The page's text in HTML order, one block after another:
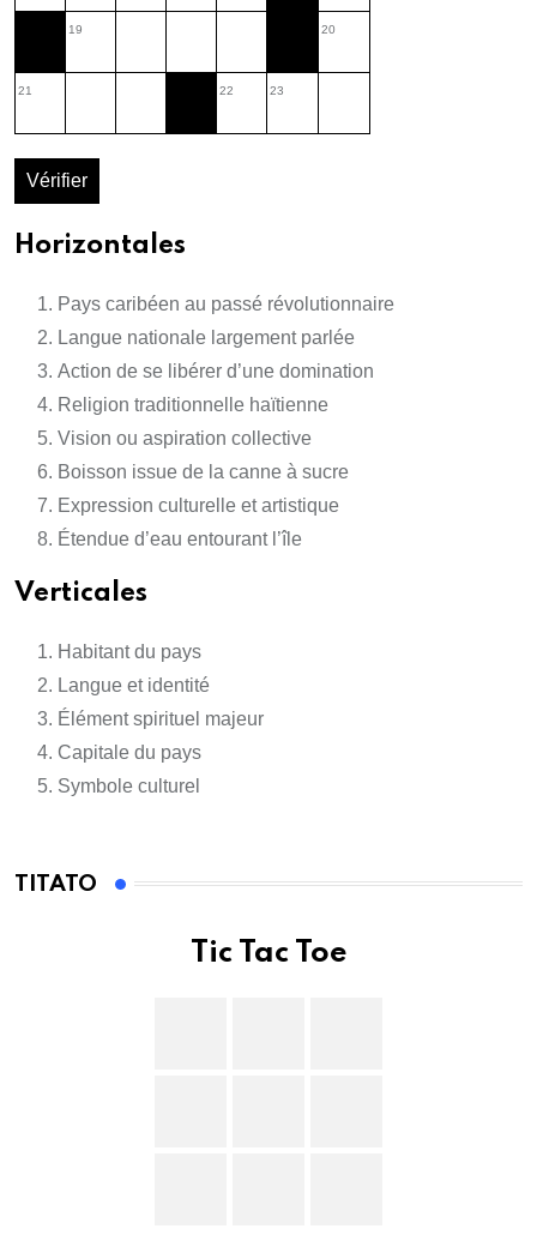
19 20
21 22 23
Vérifier
Horizontales
Pays caribéen au passé révolutionnaire
Langue nationale largement parlée
Action de se libérer d’une domination
Religion traditionnelle haïtienne
Vision ou aspiration collective
Boisson issue de la canne à sucre
Expression culturelle et artistique
Étendue d’eau entourant l’île
Verticales
Habitant du pays
Langue et identité
Élément spirituel majeur
Capitale du pays
Symbole culturel
TITATO
Tic Tac Toe